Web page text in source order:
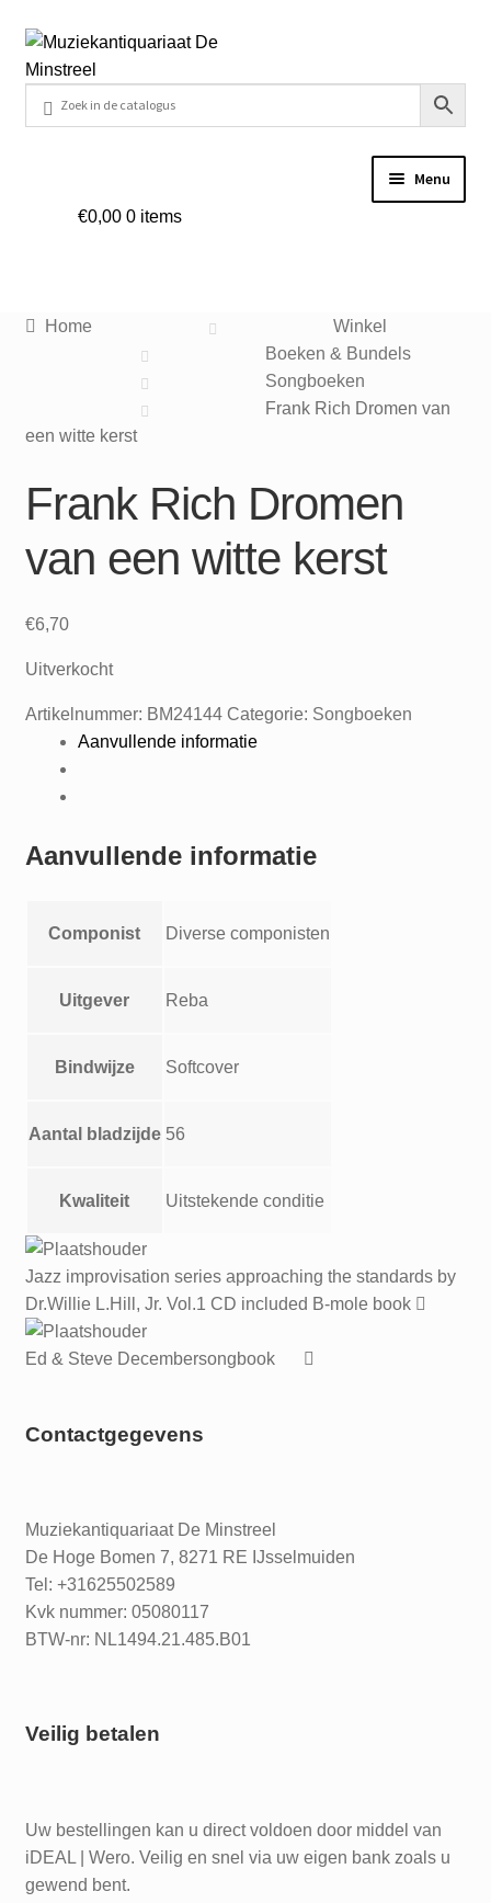
Ga
door
navigatie
Ga
naar
inhoud
Menu
Veel gestelde vragen
€0,00 0 items
Home
Winkel
Boeken & Bundels
Songboeken
Frank Rich Dromen van
een witte kerst
Frank Rich Dromen
van een witte kerst
€6,70
Uitverkocht
Artikelnummer: BM24144 Categorie: Songboeken
Aanvullende informatie
Aanvullende informatie
Componist Diverse componisten
Uitgever Reba
Bindwijze Softcover
Aantal bladzijde 56
Kwaliteit Uitstekende conditie
Jazz improvisation series approaching the standards by
Dr.Willie L.Hill, Jr. Vol.1 CD included B-mole book
Ed & Steve Decembersongbook
Contactgegevens
Muziekantiquariaat De Minstreel
De Hoge Bomen 7, 8271 RE IJsselmuiden
Tel: +31625502589
Kvk nummer: 05080117
BTW-nr: NL1494.21.485.B01
Veilig betalen
Uw bestellingen kan u direct voldoen door middel van
iDEAL | Wero. Veilig en snel via uw eigen bank zoals u
gewend bent.